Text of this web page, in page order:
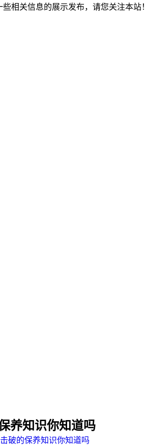
相关信息的展示发布，请您关注本站！
养知识你知道吗
破的保养知识你知道吗